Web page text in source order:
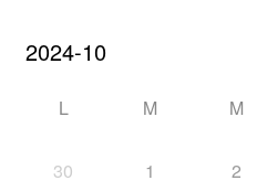
L M M
30 1 2